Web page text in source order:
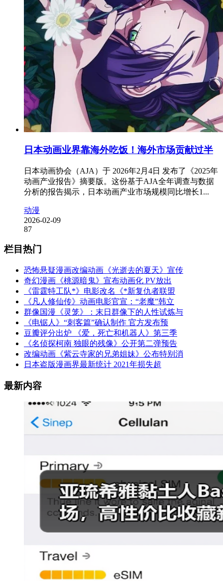
日本动画业界靠海外吃饭！海外市场贡献过半
日本动画协会（AJA）于 2026年2月4日 发布了《2025年
动画产业报告》摘要版。这份基于AJA全年调查与数据
分析的报告揭示，日本动画产业市场规模同比增长1...
动漫
2026-02-09
87
栏目热门
恐怖悬疑漫画改编动画《光逝去的夏天》宣传
奇幻漫画《桃源暗鬼》宣布动画化 PV放出
《雷霆特工队*》电影改名《*新复仇者联盟
《凡人修仙传》动画电影官宣：“老魔”韩立
群像国漫《灵笼》：末日群像下的人性试炼与
《电锯人》“刺客篇”确认制作 官方发布预
豆瓣评分出炉 《爱，死亡和机器人》第三季
《名侦探柯南 独眼的残像》公开第二弹预告
改编动画《紫云寺家的兄弟姐妹》公布特别消
日本盗版漫画界最新统计 2021年损失超
最新内容